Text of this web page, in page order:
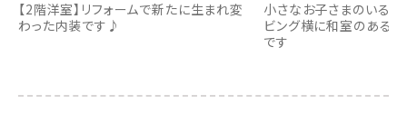
【2階洋室】リフォームで新たに生まれ変
わった内装です♪
小さなお子さまのいる方
ビング横に和室のある
です